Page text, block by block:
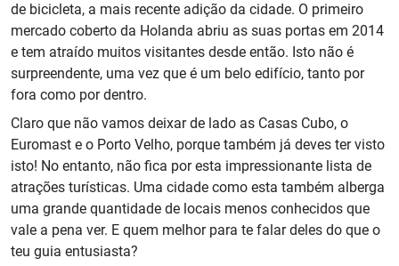
de bicicleta, a mais recente adição da cidade. O primeiro
mercado coberto da Holanda abriu as suas portas em 2014
e tem atraído muitos visitantes desde então. Isto não é
surpreendente, uma vez que é um belo edifício, tanto por
fora como por dentro.
Claro que não vamos deixar de lado as Casas Cubo, o
Euromast e o Porto Velho, porque também já deves ter visto
isto! No entanto, não fica por esta impressionante lista de
atrações turísticas. Uma cidade como esta também alberga
uma grande quantidade de locais menos conhecidos que
vale a pena ver. E quem melhor para te falar deles do que o
teu guia entusiasta?